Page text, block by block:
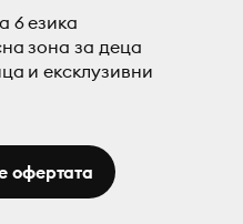
6 езика
зона за деца
и ексклузивни
офертата